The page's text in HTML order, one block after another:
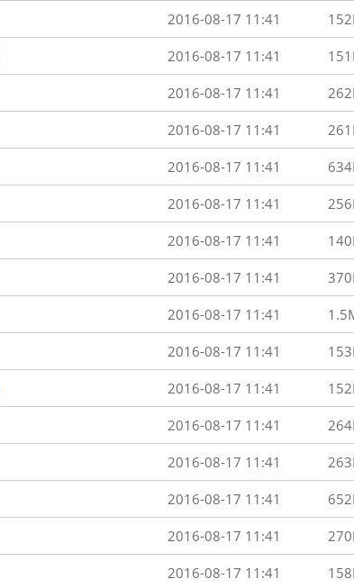
2016-08-17 11:41
2016-08-17 11:41
2016-08-17 11:41
2016-08-17 11:41
2016-08-17 11:41
2016-08-17 11:41
2016-08-17 11:41
2016-08-17 11:41
2016-08-17 11:41
2016-08-17 11:41
2016-08-17 11:41
2016-08-17 11:41
2016-08-17 11:41
2016-08-17 11:41
2016-08-17 11:41
2016-08-17 11:41